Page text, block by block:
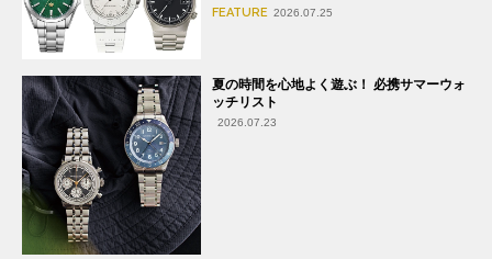
FEATURE 2026.07.25
夏の時間を心地よく遊ぶ！ 必携サマーウォ
ッチリスト
2026.07.23